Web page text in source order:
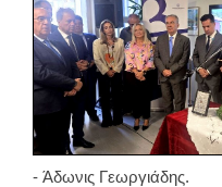
- Άδωνις Γεωργιάδης.